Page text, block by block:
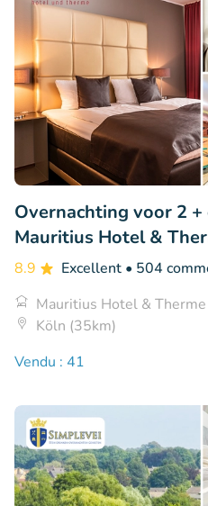
Overnachting voor 2
Mauritius Hotel &
8.9 Excellent • 504
Mauritius Hotel & Therme
Köln (35km)
Vendu : 41